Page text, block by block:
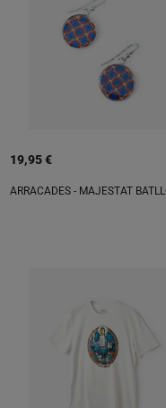
19,95 €
ARRACADES - MAJESTAT